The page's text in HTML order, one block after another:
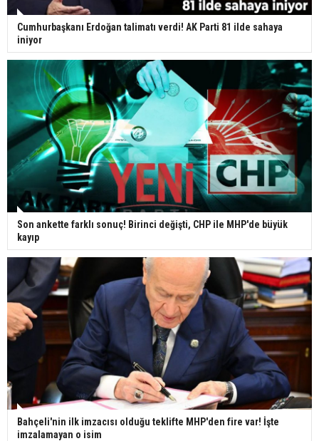
Cumhurbaşkanı Erdoğan talimatı verdi! AK Parti 81 ilde sahaya
iniyor
Son ankette farklı sonuç! Birinci değişti, CHP ile MHP'de büyük
kayıp
Bahçeli'nin ilk imzacısı olduğu teklifte MHP'den fire var! İşte
imzalamayan o isim